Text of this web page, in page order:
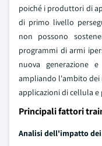
poiché i produttori di
di primo livello
non possono
programmi di armi
nuova generazione
ampliando l'ambito dei
applicazioni di cellula
Principali fattori
Analisi dell'impatto